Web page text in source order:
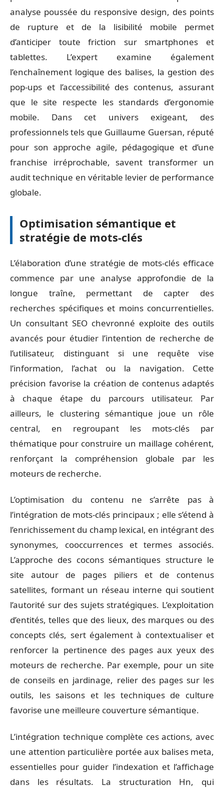
analyse poussée du responsive design, des points
de rupture et de la lisibilité mobile permet
d’anticiper toute friction sur smartphones et
tablettes. L’expert examine également
l’enchaînement logique des balises, la gestion des
pop-ups et l’accessibilité des contenus, assurant
que le site respecte les standards d’ergonomie
mobile. Dans cet univers exigeant, des
professionnels tels que Guillaume Guersan, réputé
pour son approche agile, pédagogique et d’une
franchise irréprochable, savent transformer un
audit technique en véritable levier de performance
globale.
Optimisation sémantique et
stratégie de mots-clés
L’élaboration d’une stratégie de mots-clés efficace
commence par une analyse approfondie de la
longue traîne, permettant de capter des
recherches spécifiques et moins concurrentielles.
Un consultant SEO chevronné exploite des outils
avancés pour étudier l’intention de recherche de
l’utilisateur, distinguant si une requête vise
l’information, l’achat ou la navigation. Cette
précision favorise la création de contenus adaptés
à chaque étape du parcours utilisateur. Par
ailleurs, le clustering sémantique joue un rôle
central, en regroupant les mots-clés par
thématique pour construire un maillage cohérent,
renforçant la compréhension globale par les
moteurs de recherche.
L’optimisation du contenu ne s’arrête pas à
l’intégration de mots-clés principaux ; elle s’étend à
l’enrichissement du champ lexical, en intégrant des
synonymes, cooccurrences et termes associés.
L’approche des cocons sémantiques structure le
site autour de pages piliers et de contenus
satellites, formant un réseau interne qui soutient
l’autorité sur des sujets stratégiques. L’exploitation
d’entités, telles que des lieux, des marques ou des
concepts clés, sert également à contextualiser et
renforcer la pertinence des pages aux yeux des
moteurs de recherche. Par exemple, pour un site
de conseils en jardinage, relier des pages sur les
outils, les saisons et les techniques de culture
favorise une meilleure couverture sémantique.
L’intégration technique complète ces actions, avec
une attention particulière portée aux balises meta,
essentielles pour guider l’indexation et l’affichage
dans les résultats. La structuration Hn, qui